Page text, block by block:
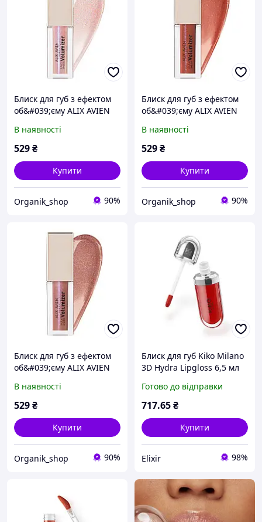
Блиск для губ з ефектом
об&#039;єму ALIX AVIEN
В наявності
529₴
Купити
Organik_shop 90%
Блиск для губ з ефектом
об&#039;єму ALIX AVIEN
В наявності
529₴
Купити
Organik_shop 90%
Блиск для губ з ефектом
об&#039;єму ALIX AVIEN
3,5 мл
В наявності
529₴
Купити
Organik_shop 90%
Блиск для губ Kiko Milano
3D Hydra Lipgloss 6,5 мл
Готово до відправки
717.65₴
Купити
Elixir 98%